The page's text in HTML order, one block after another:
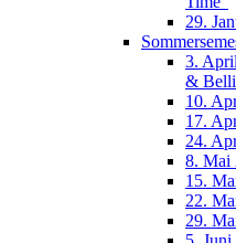
29.
3.
&
10.
17.
24.
8. Mai
15.
22.
29.